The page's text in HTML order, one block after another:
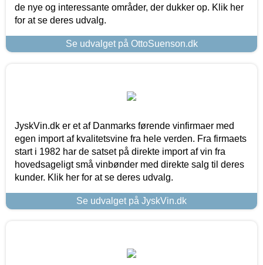
de nye og interessante områder, der dukker op. Klik her
for at se deres udvalg.
Se udvalget på OttoSuenson.dk
JyskVin.dk er et af Danmarks førende vinfirmaer med
egen import af kvalitetsvine fra hele verden. Fra firmaets
start i 1982 har de satset på direkte import af vin fra
hovedsageligt små vinbønder med direkte salg til deres
kunder. Klik her for at se deres udvalg.
Se udvalget på JyskVin.dk